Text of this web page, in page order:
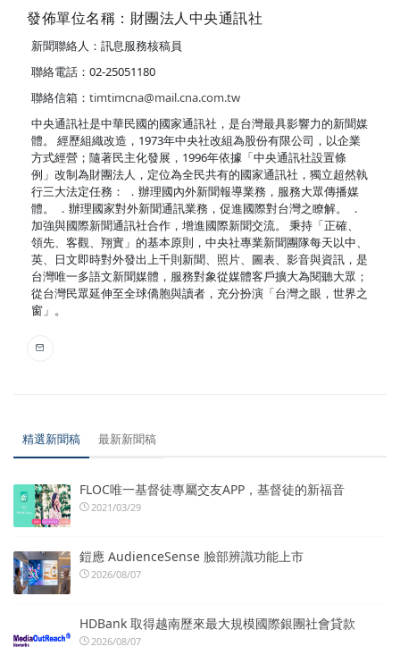
發佈單位名稱：財團法人中央通訊社
新聞聯絡人：訊息服務核稿員
聯絡電話：02-25051180
聯絡信箱： timtimcna@mail.cna.com.tw
中央通訊社是中華民國的國家通訊社，是台灣最具影響力的新聞媒
體。 經歷組織改造，1973年中央社改組為股份有限公司，以企業
方式經營；隨著民主化發展，1996年依據「中央通訊社設置條
例」改制為財團法人，定位為全民共有的國家通訊社，獨立超然執
行三大法定任務： ．辦理國內外新聞報導業務，服務大眾傳播媒
體。 ．辦理國家對外新聞通訊業務，促進國際對台灣之瞭解。 ．
加強與國際新聞通訊社合作，增進國際新聞交流。 秉持「正確、
領先、客觀、翔實」的基本原則，中央社專業新聞團隊每天以中、
英、日文即時對外發出上千則新聞、照片、圖表、影音與資訊，是
台灣唯一多語文新聞媒體，服務對象從媒體客戶擴大為閱聽大眾；
從台灣民眾延伸至全球僑胞與讀者，充分扮演「台灣之眼，世界之
窗」。
精選新聞稿 最新新聞稿
FLOC唯一基督徒專屬交友APP，基督徒的新福音
2021/03/29
鎧應 AudienceSense 臉部辨識功能上市
2026/08/07
HDBank 取得越南歷來最大規模國際銀團社會貸款
2026/08/07